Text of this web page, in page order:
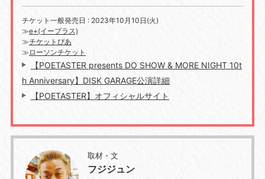
チケット一般発売日 : 2023年10月10日(火)
≫e+(イープラス)
≫チケットぴあ
≫ ローソンチケット
【POETASTER presents DO SHOW & MORE NIGHT 10t
h Anniversary】DISK GARAGE公演詳細
【POETASTER】オフィシャルサイト
取材・文
フジジュン